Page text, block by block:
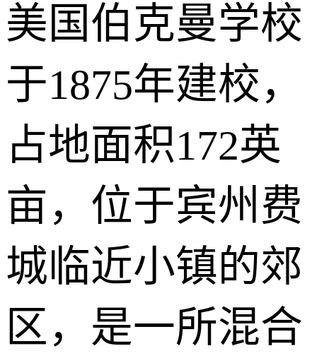
美国伯克曼学校
于1875年建校，
占地面积172英
亩，位于宾州费
城临近小镇的郊
区，是一所混合